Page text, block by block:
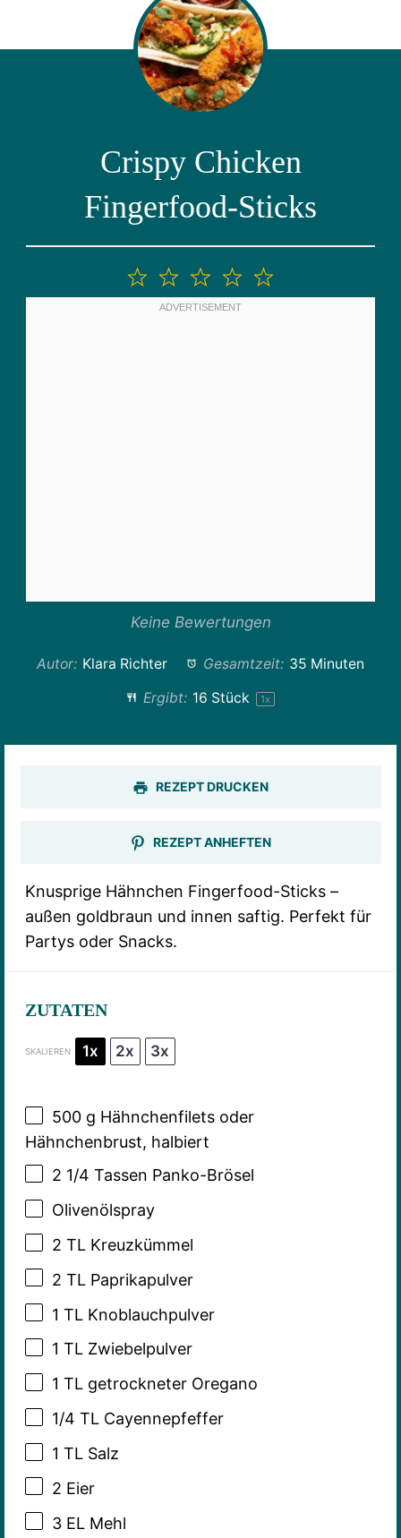
Crispy Chicken
Fingerfood-Sticks
5
4
Sterne
3
Sterne
2
Sterne
1
Stern
Keine Bewertungen
Autor: Klara Richter Gesamtzeit: 35 Minuten
Ergibt: 16 Stück 1x
REZEPT DRUCKEN
REZEPT ANHEFTEN
Knusprige Hähnchen Fingerfood-Sticks –
außen goldbraun und innen saftig. Perfekt für
Partys oder Snacks.
ZUTATEN
SKALIEREN 1x 2x 3x
500 g Hähnchenfilets oder
Hähnchenbrust, halbiert
2 1/4 Tassen Panko-Brösel
Olivenölspray
2 TL Kreuzkümmel
2 TL Paprikapulver
1 TL Knoblauchpulver
1 TL Zwiebelpulver
1 TL getrockneter Oregano
1/4 TL Cayennepfeffer
1 TL Salz
2 Eier
3EL Mehl